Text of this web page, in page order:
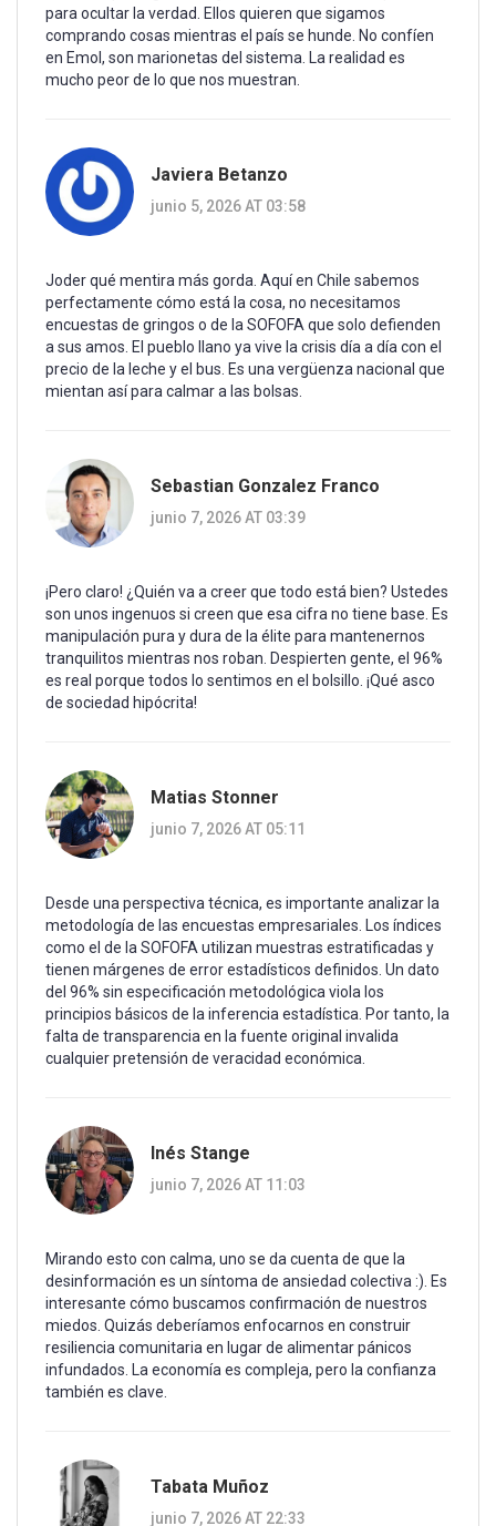
para ocultar la verdad. Ellos quieren que sigamos
comprando cosas mientras el país se hunde. No confíen
en Emol, son marionetas del sistema. La realidad es
mucho peor de lo que nos muestran.
Javiera Betanzo
junio 5, 2026 AT 03:58
Joder qué mentira más gorda. Aquí en Chile sabemos
perfectamente cómo está la cosa, no necesitamos
encuestas de gringos o de la SOFOFA que solo defienden
a sus amos. El pueblo llano ya vive la crisis día a día con el
precio de la leche y el bus. Es una vergüenza nacional que
mientan así para calmar a las bolsas.
Sebastian Gonzalez Franco
junio 7, 2026 AT 03:39
¡Pero claro! ¿Quién va a creer que todo está bien? Ustedes
son unos ingenuos si creen que esa cifra no tiene base. Es
manipulación pura y dura de la élite para mantenernos
tranquilitos mientras nos roban. Despierten gente, el 96%
es real porque todos lo sentimos en el bolsillo. ¡Qué asco
de sociedad hipócrita!
Matias Stonner
junio 7, 2026 AT 05:11
Desde una perspectiva técnica, es importante analizar la
metodología de las encuestas empresariales. Los índices
como el de la SOFOFA utilizan muestras estratificadas y
tienen márgenes de error estadísticos definidos. Un dato
del 96% sin especificación metodológica viola los
principios básicos de la inferencia estadística. Por tanto, la
falta de transparencia en la fuente original invalida
cualquier pretensión de veracidad económica.
Inés Stange
junio 7, 2026 AT 11:03
Mirando esto con calma, uno se da cuenta de que la
desinformación es un síntoma de ansiedad colectiva :). Es
interesante cómo buscamos confirmación de nuestros
miedos. Quizás deberíamos enfocarnos en construir
resiliencia comunitaria en lugar de alimentar pánicos
infundados. La economía es compleja, pero la confianza
también es clave.
Tabata Muñoz
junio 7, 2026 AT 22:33